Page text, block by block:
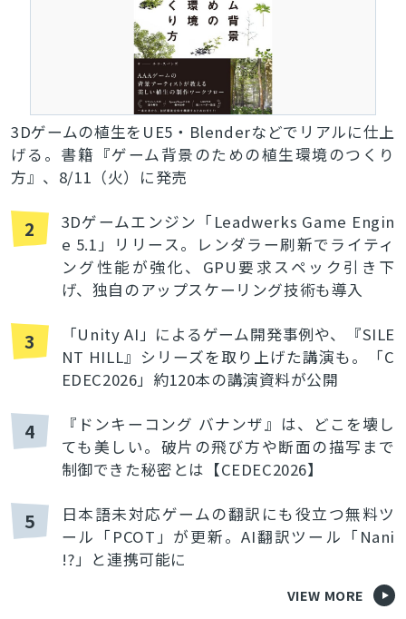
3Dゲームの植生をUE5・Blenderなどでリアルに仕上
げる。書籍『ゲーム背景のための植生環境のつくり
方』、8/11（火）に発売
2
3Dゲームエンジン「Leadwerks Game Engin
e 5.1」リリース。レンダラー刷新でライティ
ング性能が強化、GPU要求スペック引き下
げ、独自のアップスケーリング技術も導入
3
「Unity AI」によるゲーム開発事例や、『SILE
NT HILL』シリーズを取り上げた講演も。「C
EDEC2026」約120本の講演資料が公開
4
『ドンキーコング バナンザ』は、どこを壊し
ても美しい。破片の飛び方や断面の描写まで
制御できた秘密とは【CEDEC2026】
5
日本語未対応ゲームの翻訳にも役立つ無料ツ
ール「PCOT」が更新。AI翻訳ツール「Nani
!?」と連携可能に
VIEW MORE